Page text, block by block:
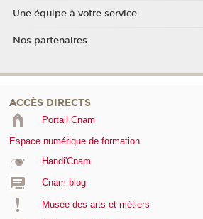
Une équipe à votre service
Nos partenaires
ACCÈS DIRECTS
Portail Cnam
Espace numérique de formation
Handi'Cnam
Cnam blog
Musée des arts et métiers